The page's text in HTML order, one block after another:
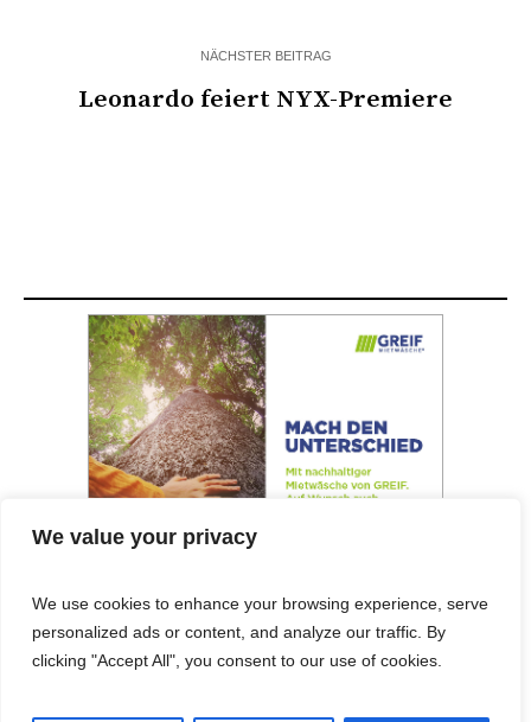
We value your privacy
We use cookies to enhance your browsing experience, serve
personalized ads or content, and analyze our traffic. By
clicking "Accept All", you consent to our use of cookies.
NÄCHSTER BEITRAG
Leonardo feiert NYX-Premiere
© 2025 Cost&Logis